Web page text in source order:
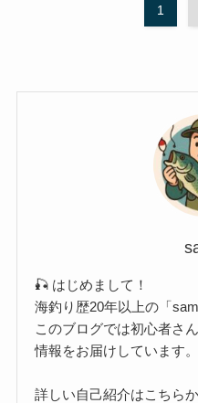
1
🎣 はじめまして！
海釣り歴20年以上の「
このブログでは初心者さ
情報をお届けしています。
詳しい自己紹介はこちら